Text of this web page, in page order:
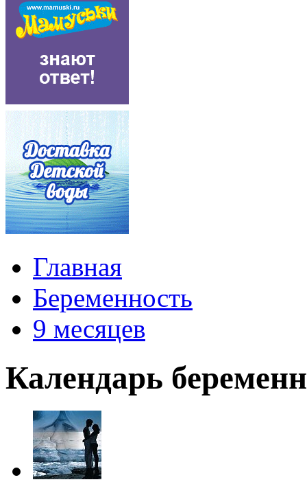
Главная
Беременность
9 месяцев
Календарь